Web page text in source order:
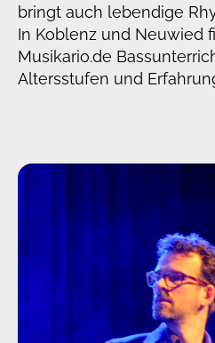
bringt auch lebendige
In Koblenz und Neuwied
Musikario.de
Altersstufen und